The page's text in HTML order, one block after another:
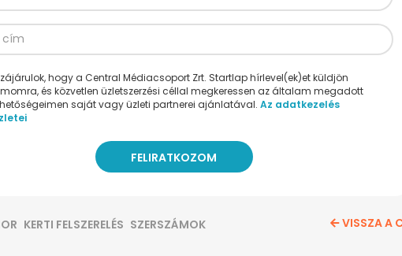
hogy a Central Médiacsoport Zrt. Startlap hírlevel(ek)et küldjön
és közvetlen üzletszerzési céllal megkeressen az általam megadott
saját vagy üzleti partnerei ajánlatával. Az adatkezelés
KERTI FELSZERELÉS SZERSZÁMOK VISSZA A